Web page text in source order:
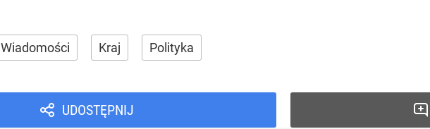
Wiadomości Kraj Polityka
UDOSTĘPNIJ